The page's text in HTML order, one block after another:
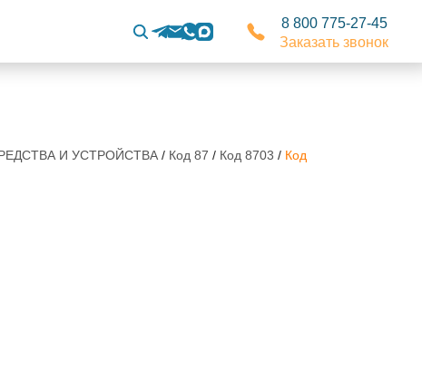
8 800 775-27-45
Заказать звонок
И УСТРОЙСТВА / Код 87 / Код 8703 / Код